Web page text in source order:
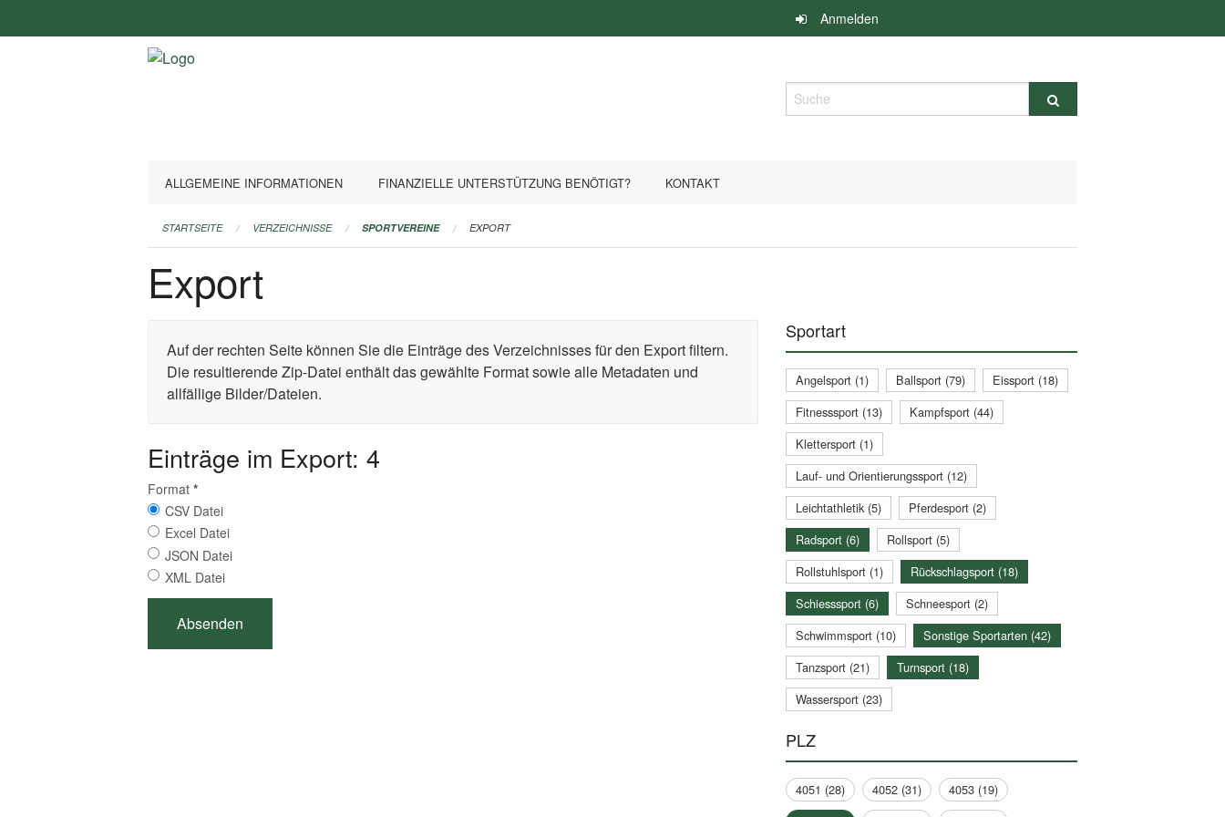
überspringen
Anmelden
Suche
ALLGEMEINE INFORMATIONEN FINANZIELLE UNTERSTÜTZUNG BENÖTIGT? KONTAKT
STARTSEITE VERZEICHNISSE SPORTVEREINE EXPORT
Export
Auf der rechten Seite können Sie die Einträge des Verzeichnisses für den Export filtern.
Die resultierende Zip-Datei enthält das gewählte Format sowie alle Metadaten und
allfällige Bilder/Dateien.
Einträge im Export: 4
Format *
CSV Datei
Excel Datei
JSON Datei
XML Datei
Sportart
Angelsport (1) Ballsport (79)
Eissport (18)
Fitnesssport (13)
Kampfsport (44)
Klettersport (1)
Lauf- und Orientierungssport (12)
Leichtathletik (5)
Pferdesport (2)
Radsport (6)
Rollsport (5)
Rollstuhlsport (1)
Rückschlagsport (18)
Schiesssport (6)
Schneesport (2)
Schwimmsport (10)
Sonstige Sportarten (42)
Tanzsport (21)
Turnsport (18)
Wassersport (23)
PLZ
4051 (28) 4052 (31)
4053 (19)